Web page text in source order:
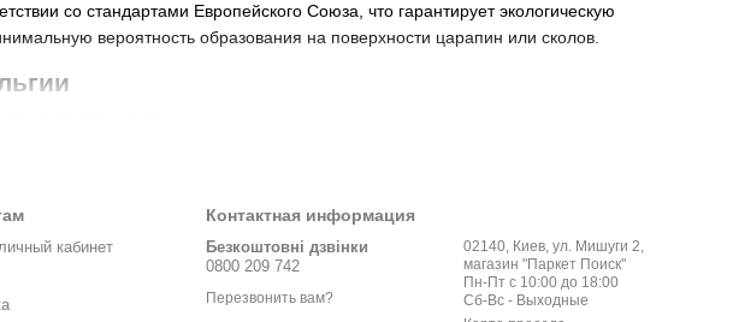
со стандартами Европейского Союза, что гарантирует экологическую
вероятность образования на поверхности царапин или сколов.
Бельгийский ламинат подходит для детских комнат, медучреждений и прочих
напольных покрытий
является выпуск продукции на заводах, расположенных непосредственно
приобретая де-юре европейскую марку, Вы де-факто покупаете ламинат,
кабинет
Контактная информация
Безкоштовні дзвінки
0800 209 742
Перезвонить вам?
02140, Киев, ул. Мишуги 2,
магазин "Паркет Поиск"
Пн-Пт с 10:00 до 18:00
Сб-Вс - Выходные